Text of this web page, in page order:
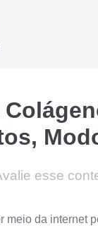
esse
meio da internet